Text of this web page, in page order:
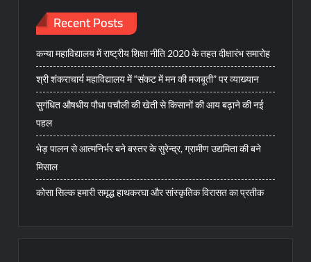
Recent Posts
कन्या महाविद्यालय में राष्ट्रीय शिक्षा नीति 2020 के तहत दीक्षारंभ समारोह
श्री शंकराचार्य महाविद्यालय में “संकट में मन की मजबूती” पर व्याख्यान
सुगंधित औषधीय पौधा पचौली की खेती से किसानों की आय बढ़ाने की नई
पहल
भेड़ पालन से आत्मनिर्भर बने बस्तर के सुरेन्द्र, ग्रामीण उद्यमिता की बने
मिसाल
कोसा सिल्क हमारी समृद्ध हाथकरघा और सांस्कृतिक विरासत का प्रतीक